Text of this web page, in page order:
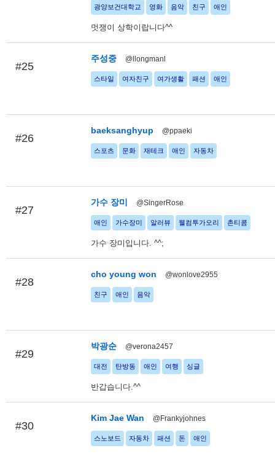
광양보건대학교 영화 음악 친구 애인
멋쟁이 상학이랍니다^^
#25
주성중 @llongmanl
스타일 여자친구 여가생활 패션 애인
#26
baeksanghyup @ppaeki
스포츠 문화 재테크 애인 자동차
#27
가수 장미 @SingerRose
애인 가수장미 알러뷰 웰컴투가오리 촌티콤
가수 장미입니다. ^^;
#28
cho young won @wonlove2955
친구 애인 음악
#29
박광순 @verona2457
대전 탄방동 애인 여행 싱글
반갑습니다.^^
#30
Kim Jae Wan @Frankyjohnes
스노보드 자동차 패션 돈 애인